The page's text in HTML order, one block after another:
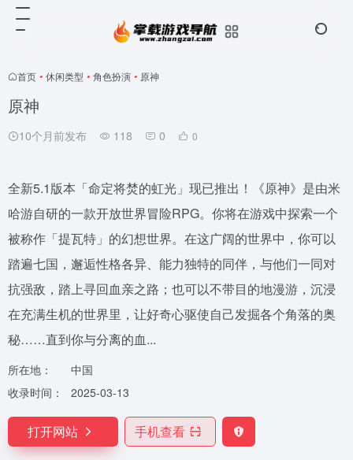
首页 • 休闲类型 • 角色扮演 • 原神
原神
10个月前发布 118 0 0
全新5.1版本「命定将焚的虹光」现已推出！《原神》是由米
哈游自研的一款开放世界冒险RPG。你将在游戏中探索一个
被称作「提瓦特」的幻想世界。在这广阔的世界中，你可以
踏遍七国，邂逅性格各异、能力独特的同伴，与他们一同对
抗强敌，踏上寻回血亲之路；也可以不带目的地漫游，沉浸
在充满生机的世界里，让好奇心驱使自己发掘各个角落的奥
秘……直到你与分离的血...
所在地：
中国
收录时间：
2025-03-13
打开网站 手机查看